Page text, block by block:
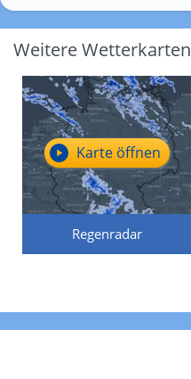
Weitere Wetterkarten
Regenradar
Karte öffnen